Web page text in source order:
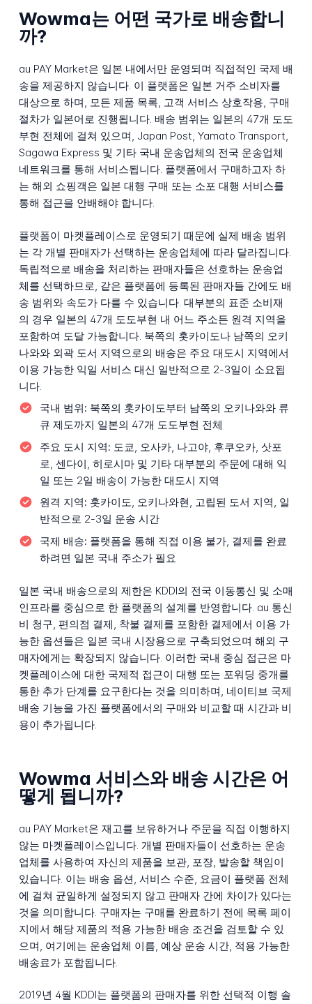
Wowma는 어떤 국가로 배송합니
까?
au PAY Market은 일본 내에서만 운영되며 직접적인 국제 배
송을 제공하지 않습니다. 이 플랫폼은 일본 거주 소비자를
대상으로 하며, 모든 제품 목록, 고객 서비스 상호작용, 구매
절차가 일본어로 진행됩니다. 배송 범위는 일본의 47개 도도
부현 전체에 걸쳐 있으며, Japan Post, Yamato Transport,
Sagawa Express 및 기타 국내 운송업체의 전국 운송업체
네트워크를 통해 서비스됩니다. 플랫폼에서 구매하고자 하
는 해외 쇼핑객은 일본 대행 구매 또는 소포 대행 서비스를
통해 접근을 안배해야 합니다.
플랫폼이 마켓플레이스로 운영되기 때문에 실제 배송 범위
는 각 개별 판매자가 선택하는 운송업체에 따라 달라집니다.
독립적으로 배송을 처리하는 판매자들은 선호하는 운송업
체를 선택하므로, 같은 플랫폼에 등록된 판매자들 간에도 배
송 범위와 속도가 다를 수 있습니다. 대부분의 표준 소비재
의 경우 일본의 47개 도도부현 내 어느 주소든 원격 지역을
포함하여 도달 가능합니다. 북쪽의 홋카이도나 남쪽의 오키
나와와 외곽 도서 지역으로의 배송은 주요 대도시 지역에서
이용 가능한 익일 서비스 대신 일반적으로 2-3일이 소요됩
니다.
국내 범위: 북쪽의 홋카이도부터 남쪽의 오키나와와 류
큐 제도까지 일본의 47개 도도부현 전체
주요 도시 지역: 도쿄, 오사카, 나고야, 후쿠오카, 삿포
로, 센다이, 히로시마 및 기타 대부분의 주문에 대해 익
일 또는 2일 배송이 가능한 대도시 지역
원격 지역: 홋카이도, 오키나와현, 고립된 도서 지역, 일
반적으로 2-3일 운송 시간
국제 배송: 플랫폼을 통해 직접 이용 불가, 결제를 완료
하려면 일본 국내 주소가 필요
일본 국내 배송으로의 제한은 KDDI의 전국 이동통신 및 소매
인프라를 중심으로 한 플랫폼의 설계를 반영합니다. au 통신
비 청구, 편의점 결제, 착불 결제를 포함한 결제에서 이용 가
능한 옵션들은 일본 국내 시장용으로 구축되었으며 해외 구
매자에게는 확장되지 않습니다. 이러한 국내 중심 접근은 마
켓플레이스에 대한 국제적 접근이 대행 또는 포워딩 중개를
통한 추가 단계를 요구한다는 것을 의미하며, 네이티브 국제
배송 기능을 가진 플랫폼에서의 구매와 비교할 때 시간과 비
용이 추가됩니다.
Wowma 서비스와 배송 시간은 어
떻게 됩니까?
au PAY Market은 재고를 보유하거나 주문을 직접 이행하지
않는 마켓플레이스입니다. 개별 판매자들이 선호하는 운송
업체를 사용하여 자신의 제품을 보관, 포장, 발송할 책임이
있습니다. 이는 배송 옵션, 서비스 수준, 요금이 플랫폼 전체
에 걸쳐 균일하게 설정되지 않고 판매자 간에 차이가 있다는
것을 의미합니다. 구매자는 구매를 완료하기 전에 목록 페이
지에서 해당 제품의 적용 가능한 배송 조건을 검토할 수 있
으며, 여기에는 운송업체 이름, 예상 운송 시간, 적용 가능한
배송료가 포함됩니다.
2019년 4월 KDDI는 플랫폼의 판매자를 위한 선택적 이행 솔